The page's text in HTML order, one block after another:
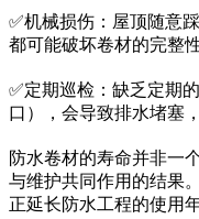
✅机械损伤：屋顶随意
都可能破坏卷材的完整性
✅定期巡检：缺乏定期
口），会导致排水堵塞
防水卷材的寿命并非一
与维护共同作用的结果
正延长防水工程的使用年